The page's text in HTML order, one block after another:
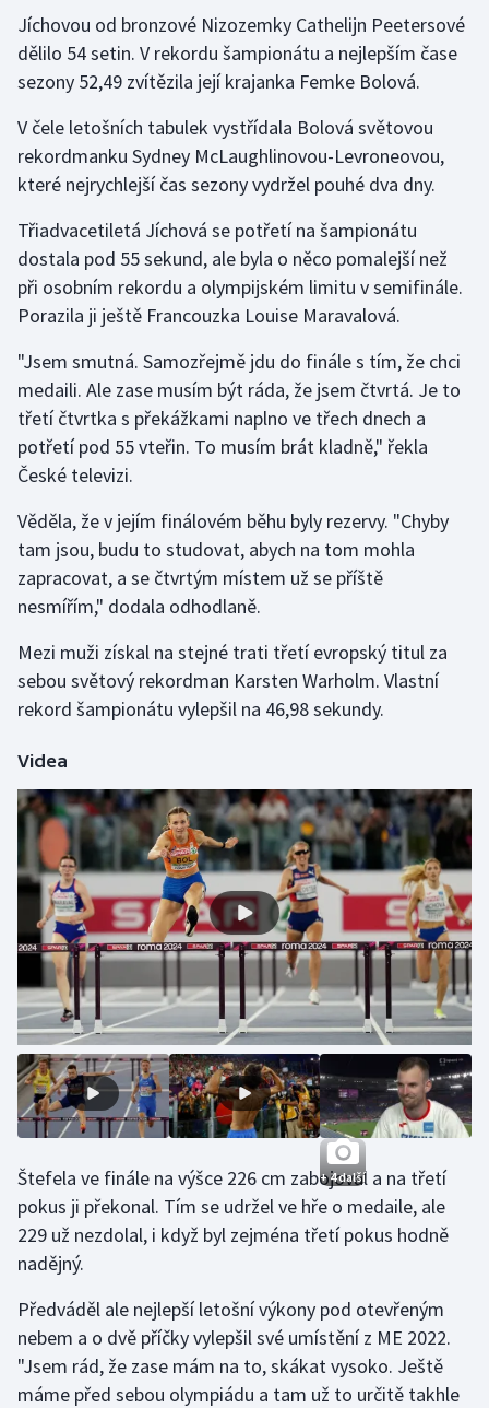
Házená
Jezdectví
Judo
Krasobruslení
Lezení
Lyže a snowboard
Moderní pětiboj
Motorsport
Olympijské hry
Parasport
Plavání
Plážový volejbal
Rychlobruslení
Short track
Sportovní střelba
Stolní tenis
Triatlon
Veslování
Vodní slalom
Volejbal
Ostatní
Jíchovou od bronzové Nizozemky Cathelijn Peetersové
dělilo 54 setin. V rekordu šampionátu a nejlepším čase
sezony 52,49 zvítězila její krajanka Femke Bolová.
V čele letošních tabulek vystřídala Bolová světovou
rekordmanku Sydney McLaughlinovou-Levroneovou,
které nejrychlejší čas sezony vydržel pouhé dva dny.
Třiadvacetiletá Jíchová se potřetí na šampionátu
dostala pod 55 sekund, ale byla o něco pomalejší než
při osobním rekordu a olympijském limitu v semifinále.
Porazila ji ještě Francouzka Louise Maravalová.
"Jsem smutná. Samozřejmě jdu do finále s tím, že chci
medaili. Ale zase musím být ráda, že jsem čtvrtá. Je to
třetí čtvrtka s překážkami naplno ve třech dnech a
potřetí pod 55 vteřin. To musím brát kladně," řekla
České televizi.
Věděla, že v jejím finálovém běhu byly rezervy. "Chyby
tam jsou, budu to studovat, abych na tom mohla
zapracovat, a se čtvrtým místem už se příště
nesmířím," dodala odhodlaně.
Mezi muži získal na stejné trati třetí evropský titul za
sebou světový rekordman Karsten Warholm. Vlastní
rekord šampionátu vylepšil na 46,98 sekundy.
Videa
+ 4 další
Štefela ve finále na výšce 226 cm zabojoval a na třetí
pokus ji překonal. Tím se udržel ve hře o medaile, ale
229 už nezdolal, i když byl zejména třetí pokus hodně
nadějný.
Předváděl ale nejlepší letošní výkony pod otevřeným
nebem a o dvě příčky vylepšil své umístění z ME 2022.
"Jsem rád, že zase mám na to, skákat vysoko. Ještě
máme před sebou olympiádu a tam už to určitě takhle